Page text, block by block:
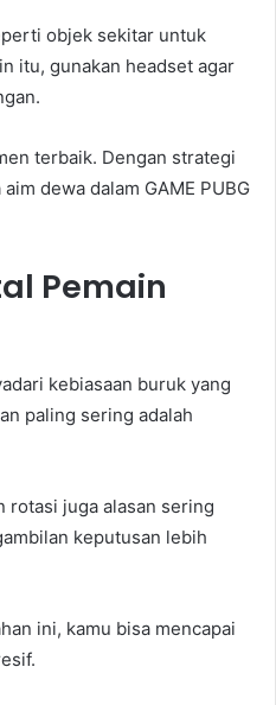
objek sekitar untuk
itu, gunakan headset agar
terbaik. Dengan strategi
dewa dalam GAME PUBG
Pemain
kebiasaan buruk yang
paling sering adalah
rotasi juga alasan sering
keputusan lebih
ini, kamu bisa mencapai